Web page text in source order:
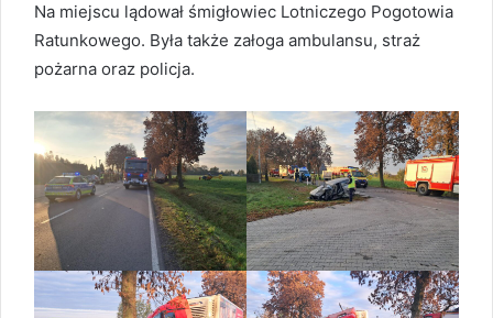
Na miejscu lądował śmigłowiec Lotniczego Pogotowia
Ratunkowego. Była także załoga ambulansu, straż
pożarna oraz policja.